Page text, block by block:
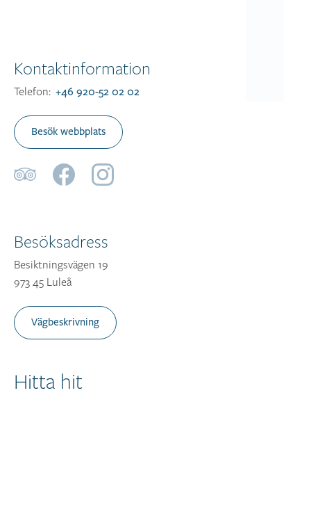
Kontaktinformation
Telefon: +46 920-52 02 02
Besök webbplats
Besöksadress
Besiktningsvägen 19
973 45 Luleå
Vägbeskrivning
Hitta hit